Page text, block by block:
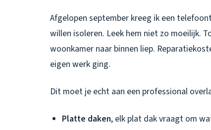
Afgelopen september kreeg ik een
willen isoleren. Leek hem niet zo moeilijk.
woonkamer naar binnen liep.
eigen werk ging.
Dit moet je echt aan een professional
Platte daken, elk plat dak vraagt om